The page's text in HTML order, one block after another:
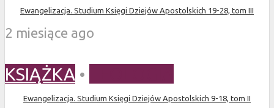
Ewangelizacja. Studium Księgi Dziejów Apostolskich 19-28, tom III
2 miesiące ago
KSIĄŻKA •
Ewangelizacja. Studium Księgi Dziejów Apostolskich 9-18, tom II